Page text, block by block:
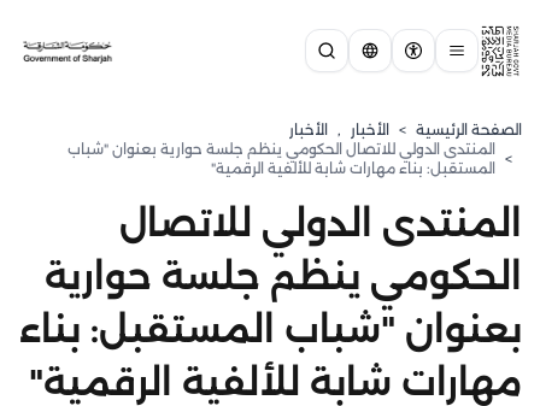
الصفحة الرئيسية > الأخبار , الأخبار
>
المنتدى الدولي للاتصال الحكومي ينظم جلسة حوارية بعنوان "شباب
المستقبل: بناء مهارات شابة للألفية الرقمية"
المنتدى الدولي للاتصال
الحكومي ينظم جلسة حوارية
بعنوان "شباب المستقبل: بناء
مهارات شابة للألفية الرقمية"